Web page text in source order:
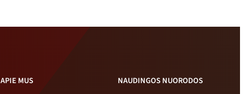
199,00
NOK.
APIE MUS NAUDINGOS NUORODOS